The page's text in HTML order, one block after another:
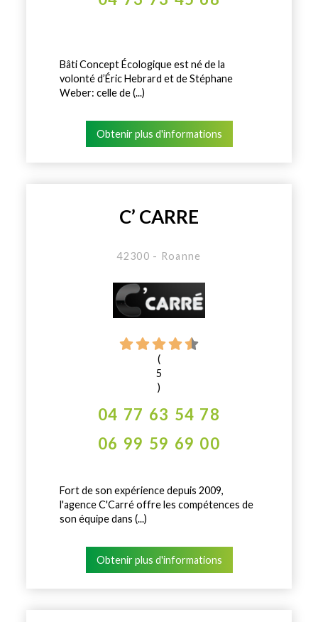
Bâti Concept Écologique est né de la
volonté d’Éric Hebrard et de Stéphane
Weber: celle de (...)
Obtenir plus d'informations
C’ CARRE
42300 - Roanne
(
5
)
04 77 63 54 78
06 99 59 69 00
Fort de son expérience depuis 2009,
l'agence C'Carré offre les compétences de
son équipe dans (...)
Obtenir plus d'informations